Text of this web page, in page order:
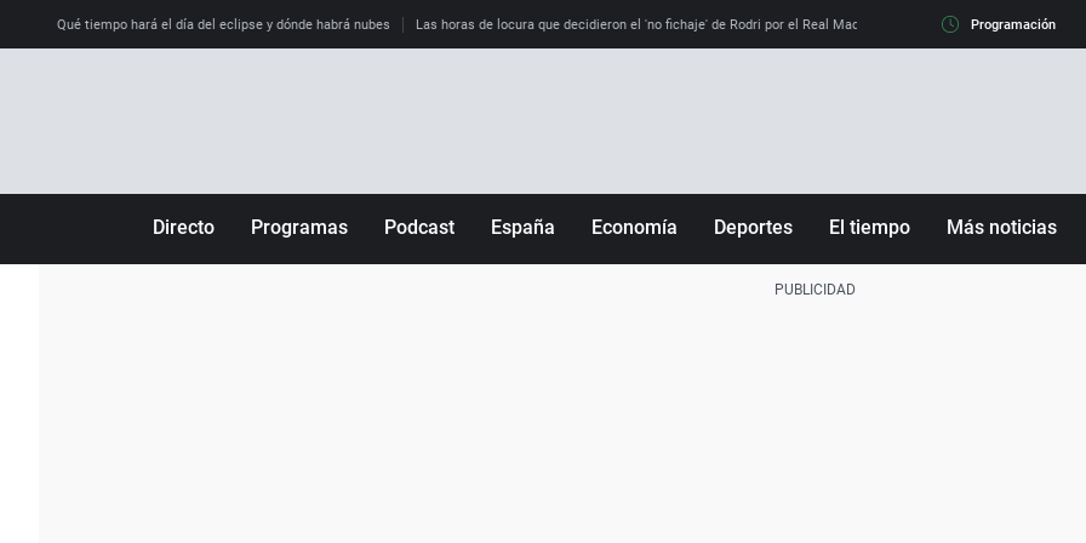
Qué tiempo hará el día del eclipse y dónde habrá nubes Las horas de locura que decidieron el 'no fichaje' de Rodri por el Real Madrid y su 'sí' al Barça La llamada
Programación
Directo Programas Podcast España Economía Deportes El tiempo Más noticias